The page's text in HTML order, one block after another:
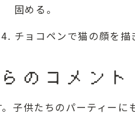
固める。
チョコペンで猫の顔を描
のコメント
子供たちのパーティーに